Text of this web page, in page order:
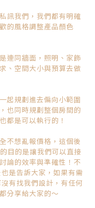
訊我們，我們都有明確
的風格調整產品顏色
連同牆面，照明、家飾
、空間大小與預算去做
起規劃進去偏向小範圍
也同時規劃整個房間的
都是可以執行的！
不想亂報價格，這個後
目的是讓我們可以直接
論的效率與準確性！不
是告訴大家，如果有需
有找我們設計，有任何
分享給大家的～